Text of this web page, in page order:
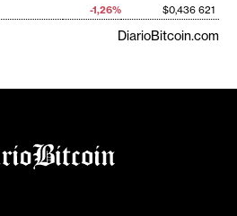
-1,26% $0,436 621
DiarioBitcoin.com